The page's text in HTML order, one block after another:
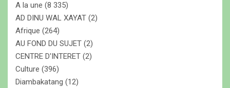
h
e
r
A la une (8 335)
AD DINU WAL XAYAT (2)
Afrique (264)
AU FOND DU SUJET (2)
CENTRE D'INTERET (2)
Culture (396)
Diambakatang (12)